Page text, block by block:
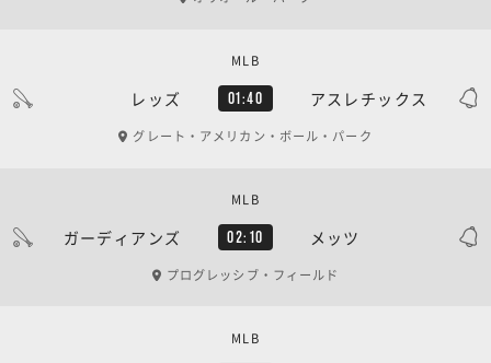
レッズ 01:40 アスレチックス
MLB
グレート・アメリカン・ボール・パーク
ガーディアンズ 02:10 メッツ
MLB
プログレッシブ・フィールド
MLB